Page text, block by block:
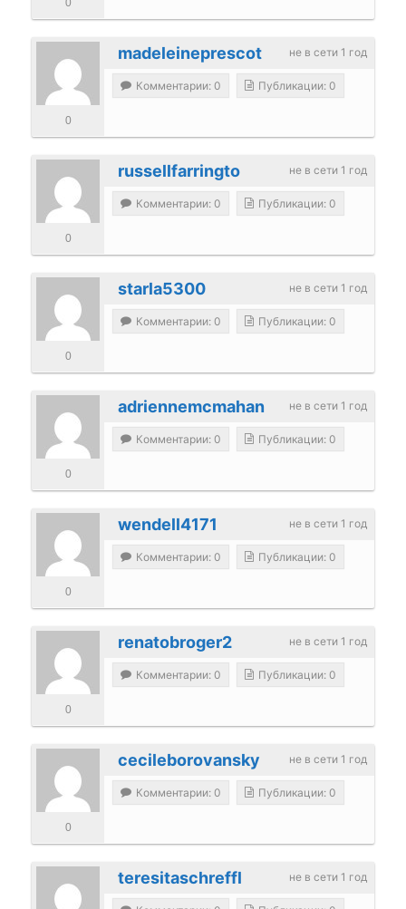
не в сети 1 год
madeleineprescot
0
Комментарии: 0 Публикации: 0
не в сети 1 год
russellfarringto
0
Комментарии: 0 Публикации: 0
не в сети 1 год
starla5300
0
Комментарии: 0 Публикации: 0
не в сети 1 год
adriennemcmahan
0
Комментарии: 0 Публикации: 0
не в сети 1 год
wendell4171
0
Комментарии: 0 Публикации: 0
не в сети 1 год
renatobroger2
0
Комментарии: 0 Публикации: 0
не в сети 1 год
cecileborovansky
0
Комментарии: 0 Публикации: 0
не в сети 1 год
teresitaschreffl